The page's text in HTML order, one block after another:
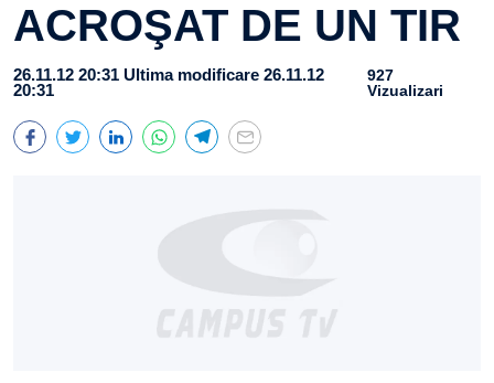
ACROŞAT DE UN TIR
26.11.12 20:31 Ultima modificare 26.11.12
20:31
927
Vizualizari